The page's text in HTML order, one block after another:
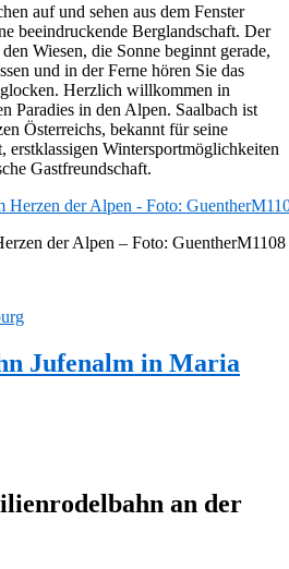
auf und sehen aus dem Fenster
beeindruckende Berglandschaft. Der
Wiesen, die Sonne beginnt gerade,
und in der Ferne hören Sie das
Herzlich willkommen in
Paradies in den Alpen. Saalbach ist
Österreichs, bekannt für seine
erstklassigen Wintersportmöglichkeiten
Gastfreundschaft.
der Alpen – Foto:
Jufenalm in Maria
an der